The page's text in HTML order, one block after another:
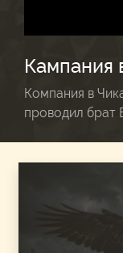
Кампания
Компания в
проводил брат